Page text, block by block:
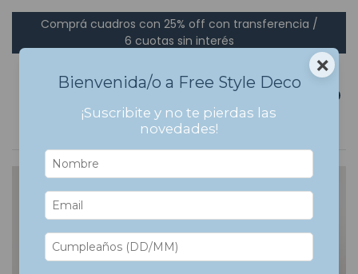
Comprá cuadros con 25% off con transferencia /
6 cuotas sin interés
%OFF
×
Bienvenida/o a Free Style Deco
¡Suscribite y no te pierdas las
novedades!